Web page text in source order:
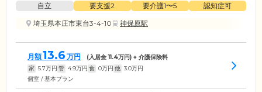
自立 要支援2 要介護1〜5
認知症可
埼玉県本庄市東台3-4-10
神保原駅
月額13.6 万円 (入居金11.4万円) + 介護保険料
家 5.7万円 管 4.9万円 食 0万円 他 3.0万円
個室 / 基本プラン